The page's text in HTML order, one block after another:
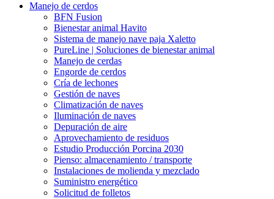
Manejo de cerdos
BFN Fusion
Bienestar animal Havito
Sistema de manejo nave paja Xaletto
PureLine | Soluciones de bienestar animal
Manejo de cerdas
Engorde de cerdos
Cría de lechones
Gestión de naves
Climatización de naves
Iluminación de naves
Depuración de aire
Aprovechamiento de residuos
Estudio Producción Porcina 2030
Pienso: almacenamiento / transporte
Instalaciones de molienda y mezclado
Suministro energético
Solicitud de folletos